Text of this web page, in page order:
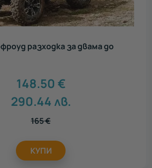
разходка за двама до
148.50 €
290.44лв.
165€
КУПИ